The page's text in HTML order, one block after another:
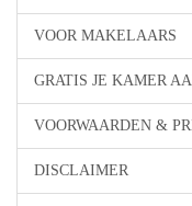
VOOR MAKELAARS
GRATIS JE KAMER
VOORWAARDEN &
DISCLAIMER